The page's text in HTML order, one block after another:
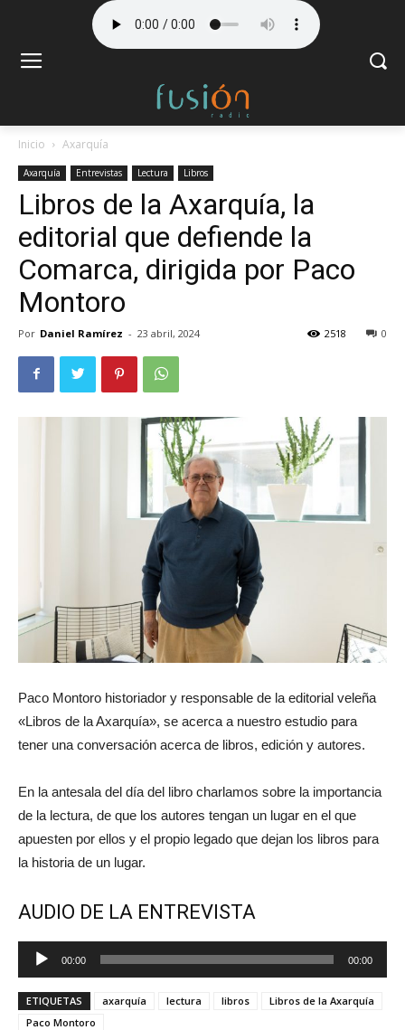
Inicio Axarquía
Axarquía Entrevistas Lectura Libros
Libros de la Axarquía, la
editorial que defiende la
Comarca, dirigida por Paco
Montoro
Por Daniel Ramírez - 23 abril, 2024 0
2518
Paco Montoro historiador y responsable de la editorial veleña
«Libros de la Axarquía», se acerca a nuestro estudio para
tener una conversación acerca de libros, edición y autores.
En la antesala del día del libro charlamos sobre la importancia
de la lectura, de que los autores tengan un lugar en el que
apuesten por ellos y el propio legado que dejan los libros para
la historia de un lugar.
AUDIO DE LA ENTREVISTA
Reproductor
de
audio
00:00 00:00
ETIQUETAS axarquía lectura libros
Libros de la Axarquía
Paco Montoro